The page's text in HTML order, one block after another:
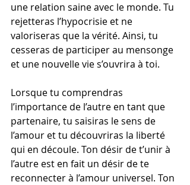
une relation saine avec le monde. Tu
rejetteras l’hypocrisie et ne
valoriseras que la vérité. Ainsi, tu
cesseras de participer au mensonge
et une nouvelle vie s’ouvrira à toi.
Lorsque tu comprendras
l’importance de l’autre en tant que
partenaire, tu saisiras le sens de
l’amour et tu découvriras la liberté
qui en découle. Ton désir de t’unir à
l’autre est en fait un désir de te
reconnecter à l’amour universel. Ton